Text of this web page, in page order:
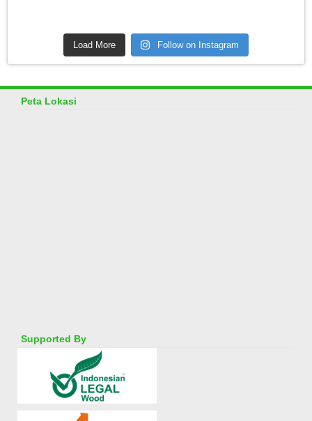
Load More Follow on Instagram
Peta Lokasi
Supported By